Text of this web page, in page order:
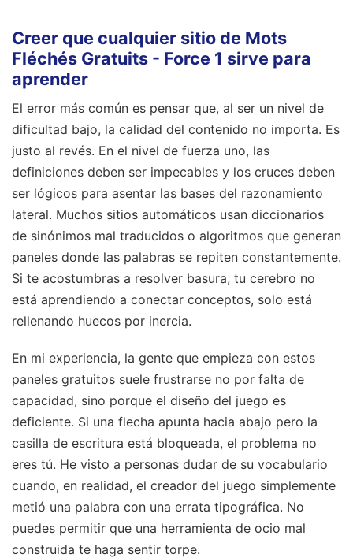
Creer que cualquier sitio de Mots
Fléchés Gratuits - Force 1 sirve para
aprender
El error más común es pensar que, al ser un nivel de
dificultad bajo, la calidad del contenido no importa. Es
justo al revés. En el nivel de fuerza uno, las
definiciones deben ser impecables y los cruces deben
ser lógicos para asentar las bases del razonamiento
lateral. Muchos sitios automáticos usan diccionarios
de sinónimos mal traducidos o algoritmos que generan
paneles donde las palabras se repiten constantemente.
Si te acostumbras a resolver basura, tu cerebro no
está aprendiendo a conectar conceptos, solo está
rellenando huecos por inercia.
En mi experiencia, la gente que empieza con estos
paneles gratuitos suele frustrarse no por falta de
capacidad, sino porque el diseño del juego es
deficiente. Si una flecha apunta hacia abajo pero la
casilla de escritura está bloqueada, el problema no
eres tú. He visto a personas dudar de su vocabulario
cuando, en realidad, el creador del juego simplemente
metió una palabra con una errata tipográfica. No
puedes permitir que una herramienta de ocio mal
construida te haga sentir torpe.